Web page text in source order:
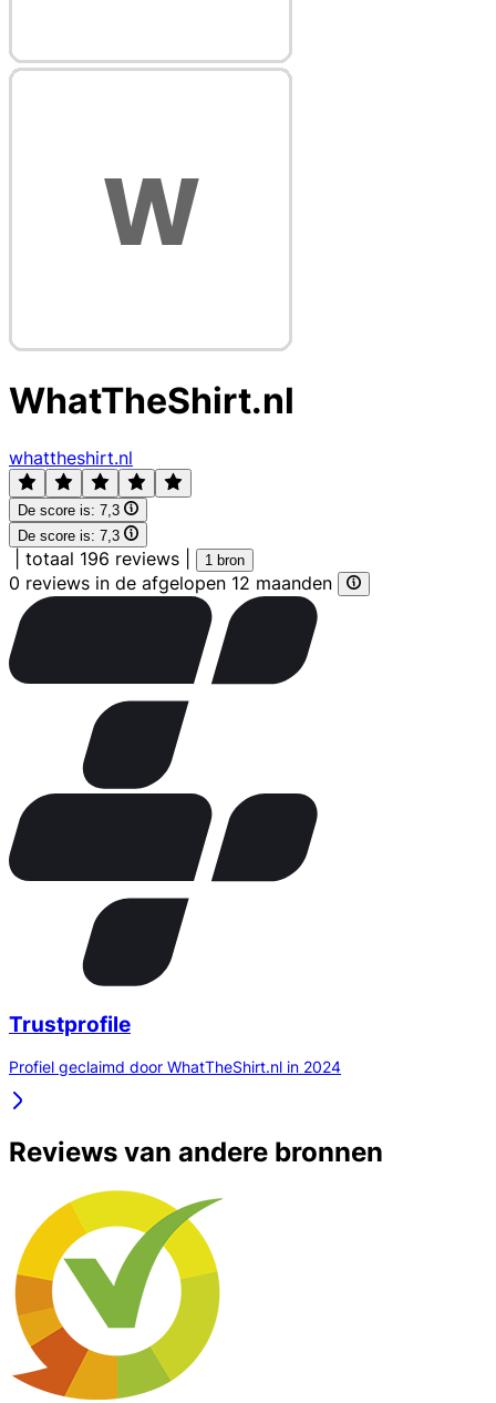
WhatTheShirt.nl
whattheshirt.nl
De score is: 7,3
De score is: 7,3
totaal 196 reviews 1 bron
0 reviews in de afgelopen 12 maanden
Trustprofile
Profiel geclaimd door WhatTheShirt.nl in 2024
Reviews van andere bronnen